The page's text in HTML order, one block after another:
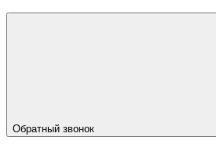
Обратный звонок